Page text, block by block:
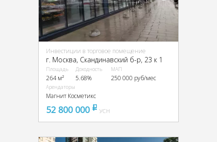
Инвестиции в торговое помещение
г. Москва, Скандинавский б-р, 23 к 1
Площадь
264 м²
Доходность
5.68%
МАП
250 000 руб/мес
Арендаторы
Магнит Косметикс
52 800 000 pуб
УСН